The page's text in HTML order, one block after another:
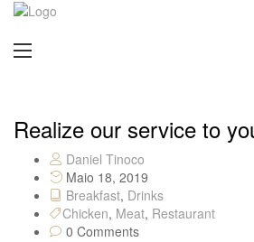
Realize our service to
Daniel Tinoco
Maio 18, 2019
Breakfast, Drinks
Chicken, Meat, Restaurant
0 Comments